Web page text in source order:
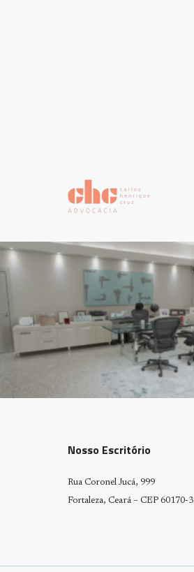
Nosso Escritório
Rua Coronel Jucá, 999
Fortaleza, Ceará – CEP 60170-